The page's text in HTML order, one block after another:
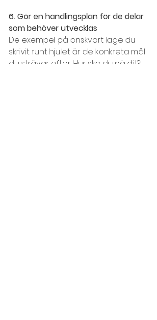
6. Gör en handlingsplan för de delar
som behöver utvecklas
De exempel på önskvärt läge du
skrivit runt hjulet är de konkreta mål
du strävar efter. Hur ska du nå dit?